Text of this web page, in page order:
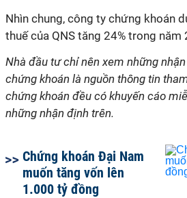
Nhìn chung, công ty chứng khoán
thuế của QNS tăng 24% trong năm
Nhà đầu tư chỉ nên xem những
chứng khoán là nguồn thông tin
chứng khoán đều có khuyến cáo
những nhận định trên.
Chứng khoán Đại Nam
muốn tăng vốn lên
1.000 tỷ đồng